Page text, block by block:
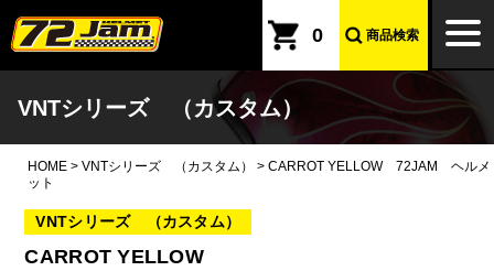
本文へ
0 商品検索
VNTシリーズ （カスタム）
HOME > VNTシリーズ （カスタム） > CARROT YELLOW 72JAM ヘルメ
ット
VNTシリーズ （カスタム）
CARROT YELLOW